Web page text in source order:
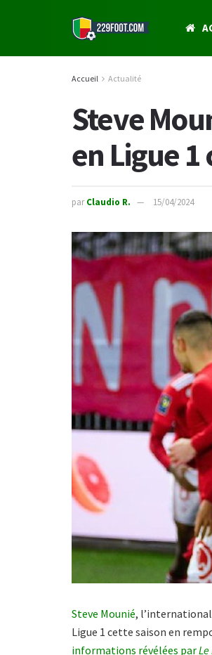
Accueil Actualité
Steve
en Ligue 1
par Claudio R. 15/04/2024
Steve Mounié,
Ligue 1 cette saison en
informations révélées parLe